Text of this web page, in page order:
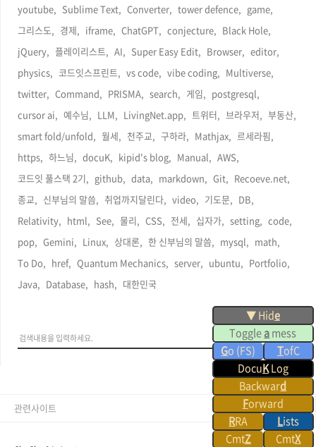
▼ Hide
Toggleamess
Go (FS) TofC
DocuKLog
Backward
Forward
RRA Lists
CmtZ CmtX
youtube, Sublime Text, Converter, tower defence, game,
그리스도, 경제, iframe, ChatGPT, conjecture, Black Hole,
jQuery, 플레이리스트, AI, Super Easy Edit, Browser, editor,
physics, 코드잇스프린트, vs code, vibe coding, Multiverse,
twitter, Command, PRISMA, search, 게임, postgresql,
cursor ai, 예수님, LLM, LivingNet.app, 트위터, 브라우저, 부동산,
smart fold/unfold, 월세, 천주교, 구하라, Mathjax, 르세라핌,
https, 하느님, docuK, kipid's blog, Manual, AWS,
코드잇 풀스택 2기, github, data, markdown, Git, Recoeve.net,
종교, 신부님의 말씀, 취업까지달린다, video, 기도문, DB,
Relativity, html, See, 물리, CSS, 전세, 십자가, setting, code,
pop, Gemini, Linux, 상대론, 한 신부님의 말씀, mysql, math,
To Do, href, Quantum Mechanics, server, ubuntu, Portfolio,
Java, Database, hash, 대한민국,
관련사이트